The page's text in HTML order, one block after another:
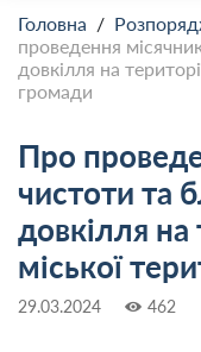
Головна /
проведення
довкілля на
громади
Про
чистоти та
довкілля на
міської
29.03.2024 462